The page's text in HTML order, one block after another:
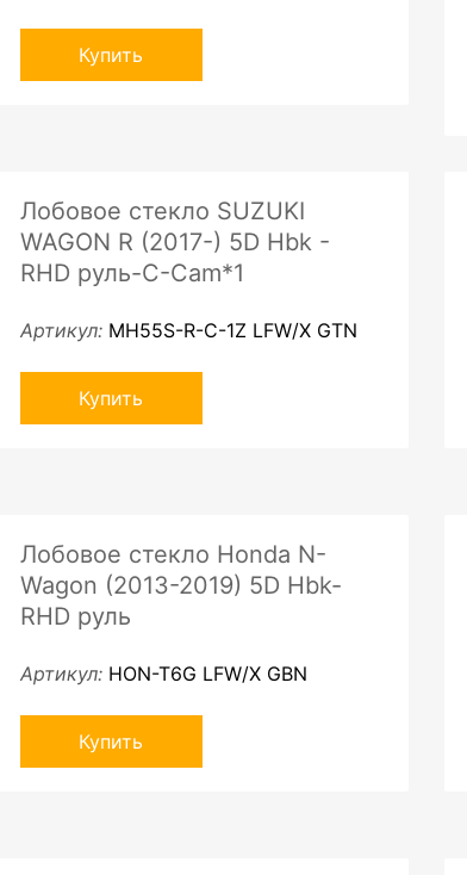
Купить
Лобовое стекло SUZUKI
WAGON R (2017-) 5D Hbk -
RHD руль-C-Cam*1
Артикул: MH55S-R-C-1Z LFW/X GTN
Купить
Лобовое стекло Honda N-
Wagon (2013-2019) 5D Hbk-
RHD руль
Артикул: HON-T6G LFW/X GBN
Купить